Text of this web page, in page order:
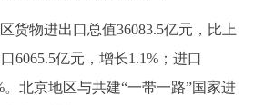
法人服务 部门服务
物进出口总值36083.5亿元，比上
6065.5亿元，增长1.1%；进口
。北京地区与共建“一带一路”国家进